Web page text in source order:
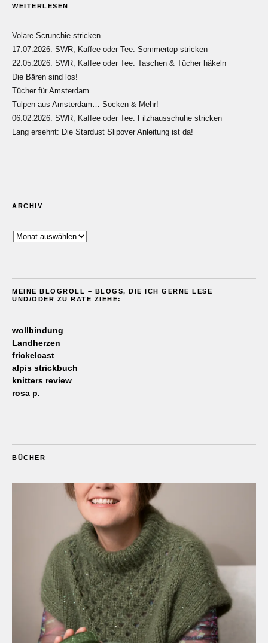
WEITERLESEN
Volare-Scrunchie stricken
17.07.2026: SWR, Kaffee oder Tee: Sommertop stricken
22.05.2026: SWR, Kaffee oder Tee: Taschen & Tücher häkeln
Die Bären sind los!
Tücher für Amsterdam…
Tulpen aus Amsterdam… Socken & Mehr!
06.02.2026: SWR, Kaffee oder Tee: Filzhausschuhe stricken
Lang ersehnt: Die Stardust Slipover Anleitung ist da!
ARCHIV
Archiv
MEINE BLOGROLL – BLOGS, DIE ICH GERNE LESE
UND/ODER ZU RATE ZIEHE:
wollbindung
Landherzen
frickelcast
alpis strickbuch
knitters review
rosa p.
BÜCHER